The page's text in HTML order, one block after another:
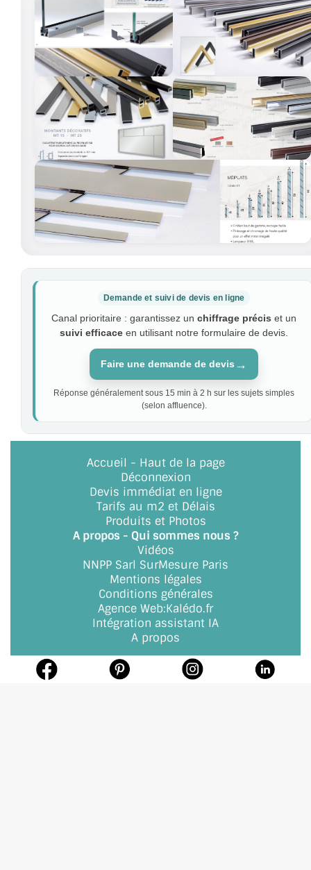
Demande et suivi de devis en ligne
Canal prioritaire : garantissez un chiffrage précis et un
suivi efficace en utilisant notre formulaire de devis.
Faire une demande de devis →
Réponse généralement sous 15 min à 2 h sur les sujets simples
(selon affluence).
Accueil - Haut de la page
Déconnexion
Devis immédiat en ligne
Tarifs au m2 et Délais
Produits et Photos
A propos - Qui sommes nous ?
Vidéos
NNPP Sarl SurMesure Paris
Mentions légales
Conditions générales
Agence Web:Kalédo.fr
Intégration assistant IA
A propos